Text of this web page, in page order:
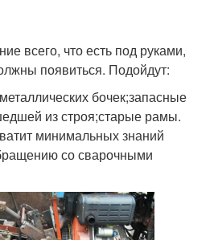
всего, что есть под руками,
появиться. Подойдут:
бочек;запасные
из строя;старые рамы.
минимальных знаний
со сварочными